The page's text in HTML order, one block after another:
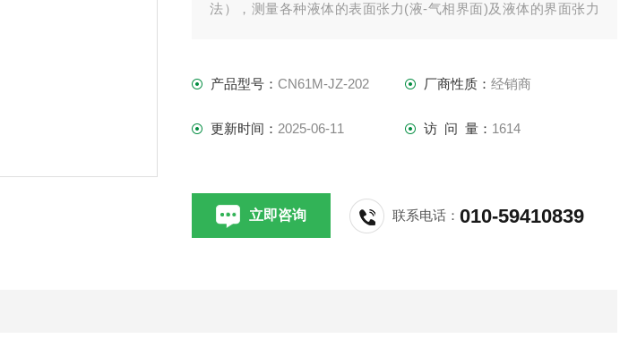
法），测量各种液体的表面张力(液-气相界面)及液体的界面张力
产品型号：CN61M-JZ-202 厂商性质： 经销商
更新时间： 2025-06-11 访 问 量： 1614
立即咨询 联系电话：010-59410839